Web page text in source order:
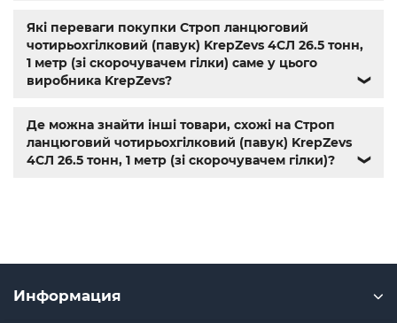
Які переваги покупки Строп ланцюговий
чотирьохгілковий (павук) KrepZevs 4СЛ 26.5 тонн,
1 метр (зі скорочувачем гілки) саме у цього
виробника KrepZevs?
❯
Де можна знайти інші товари, схожі на Строп
ланцюговий чотирьохгілковий (павук) KrepZevs
4СЛ 26.5 тонн, 1 метр (зі скорочувачем гілки)?
❯
Информация